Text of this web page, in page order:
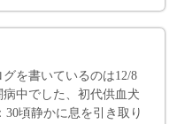
を書いているのは12/8
中でした、初代供血犬
30頃静かに息を引き取り